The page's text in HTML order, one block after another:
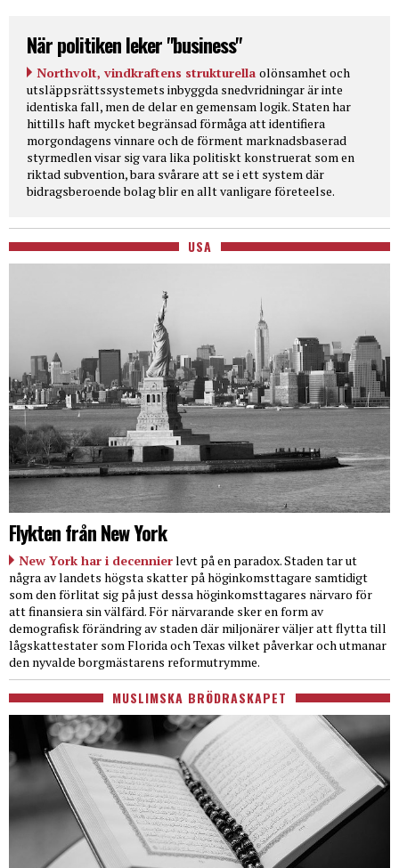
När politiken leker "business"
Northvolt, vindkraftens strukturella olönsamhet och
utsläppsrättssystemets inbyggda snedvridningar är inte
identiska fall, men de delar en gemensam logik. Staten har
hittills haft mycket begränsad förmåga att identifiera
morgondagens vinnare och de förment marknadsbaserad
styrmedlen visar sig vara lika politiskt konstruerat som en
riktad subvention, bara svårare att se i ett system där
bidragsberoende bolag blir en allt vanligare företeelse.
USA
Flykten från New York
New York har i decennierlevt på en paradox. Staden tar ut
några av landets högsta skatter på höginkomsttagare samtidigt
som den förlitat sig på just dessa höginkomsttagares närvaro för
att finansiera sin välfärd. För närvarande sker en form av
demografisk förändring av staden där miljonärer väljer att flytta till
lågskattestater som Florida och Texas vilket påverkar och utmanar
den nyvalde borgmästarens reformutrymme.
MUSLIMSKA BRÖDRASKAPET